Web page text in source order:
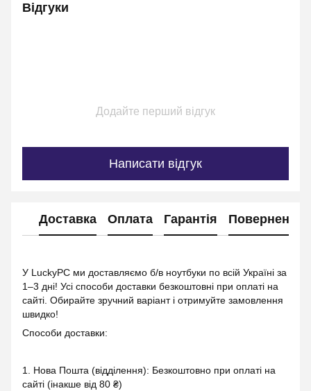
Відгуки
Додайте перший відгук
Написати відгук
Доставка Оплата Гарантія Повернення
У LuckyPC ми доставляємо б/в ноутбуки по всій Україні за
1–3 дні! Усі способи доставки безкоштовні при оплаті на
сайті. Обирайте зручний варіант і отримуйте замовлення
швидко!
Способи доставки:
1. Нова Пошта (відділення): Безкоштовно при оплаті на
сайті (інакше від 80 ₴)